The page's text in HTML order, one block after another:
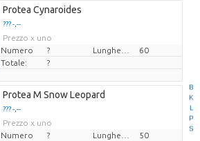
B
K
L
P
S
Protea Cynaroides
??? -,--
Prezzo x uno
Numero
?
60
Totale:
?
Protea M Snow Leopard
??? -,--
Prezzo x uno
Numero
?
50